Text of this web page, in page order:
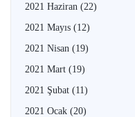
2021 Haziran (22)
2021 Mayıs (12)
2021 Nisan (19)
2021 Mart (19)
2021 Şubat (11)
2021 Ocak (20)